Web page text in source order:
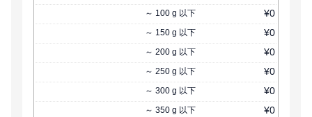
～ 100 g 以下 ¥0
～ 150 g 以下 ¥0
～ 200 g 以下 ¥0
～ 250 g 以下 ¥0
～ 300 g 以下 ¥0
～ 350 g 以下 ¥0